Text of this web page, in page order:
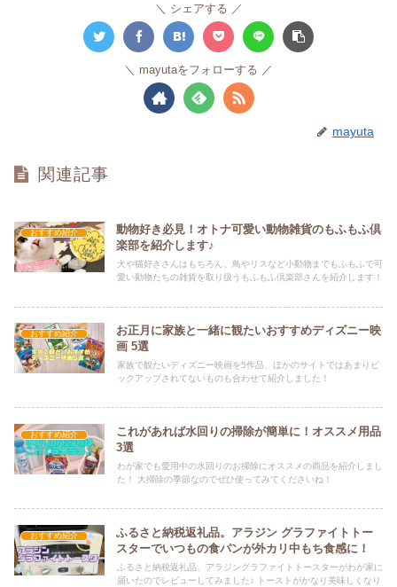
シェアする
mayutaをフォローする
mayuta
関連記事
おすすめ紹介
動物好き必見！オトナ可愛い動物雑貨のもふもふ倶
楽部を紹介します♪
犬や猫好きさんはもちろん、鳥やリスなど小動物までもふもふで可
愛い動物たちの雑貨を取り扱うもふもふ倶楽部さんを紹介します！
おすすめ紹介
お正月に家族と一緒に観たいおすすめディズニー映
画 5選
家族で観たいディズニー映画を5作品、ほかのサイトではあまりピ
ックアップされてないものも合わせて紹介しました！
おすすめ紹介
これがあれば水回りの掃除が簡単に！オススメ用品
3選
わが家でも愛用中の水回りのお掃除にオススメの商品を紹介しまし
た！ 大掃除の季節なのでぜひ使ってみてくださいね！
おすすめ紹介
ふるさと納税返礼品。アラジン グラファイトトー
スターでいつもの食パンが外カリ中もち食感に！
ふるさと納税返礼品、アラジングラファイトトースターがわが家に
届いたのでレビューしてみました♪ トーストがかなり美味しくなり